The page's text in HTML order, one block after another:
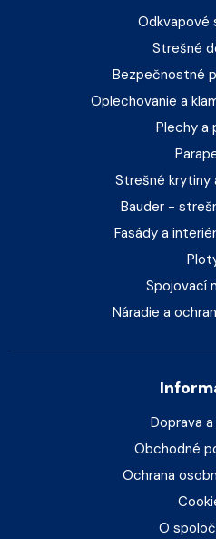
Odkvapové
Strešné
Bezpečnostné
Oplechovanie a
Plechy a
Strešné krytiny
Bauder -
Fasády a
Spojovací
Náradie a
Doprava
Obchodné
Ochrana
O